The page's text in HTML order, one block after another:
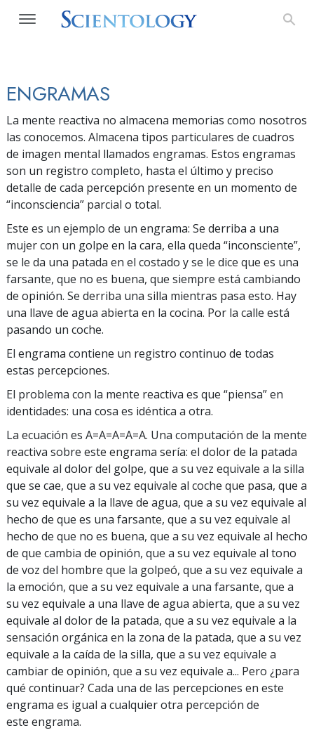
ENGRAMAS
La mente reactiva no almacena memorias como nosotros
las conocemos. Almacena tipos particulares de cuadros
de imagen mental llamados engramas. Estos engramas
son un registro completo, hasta el último y preciso
detalle de cada percepción presente en un momento de
“inconsciencia” parcial o total.
Este es un ejemplo de un engrama: Se derriba a una
mujer con un golpe en la cara, ella queda “inconsciente”,
se le da una patada en el costado y se le dice que es una
farsante, que no es buena, que siempre está cambiando
de opinión. Se derriba una silla mientras pasa esto. Hay
una llave de agua abierta en la cocina. Por la calle está
pasando un coche.
El engrama contiene un registro continuo de todas
estas percepciones.
El problema con la mente reactiva es que “piensa” en
identidades: una cosa es idéntica a otra.
La ecuación es A=A=A=A=A. Una computación de la mente
reactiva sobre este engrama sería: el dolor de la patada
equivale al dolor del golpe, que a su vez equivale a la silla
que se cae, que a su vez equivale al coche que pasa, que a
su vez equivale a la llave de agua, que a su vez equivale al
hecho de que es una farsante, que a su vez equivale al
hecho de que no es buena, que a su vez equivale al hecho
de que cambia de opinión, que a su vez equivale al tono
de voz del hombre que la golpeó, que a su vez equivale a
la emoción, que a su vez equivale a una farsante, que a
su vez equivale a una llave de agua abierta, que a su vez
equivale al dolor de la patada, que a su vez equivale a la
sensación orgánica en la zona de la patada, que a su vez
equivale a la caída de la silla, que a su vez equivale a
cambiar de opinión, que a su vez equivale a... Pero ¿para
qué continuar? Cada una de las percepciones en este
engrama es igual a cualquier otra percepción de
este engrama.